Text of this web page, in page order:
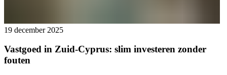
19 december 2025
Vastgoed in Zuid-Cyprus: slim investeren zonder
fouten